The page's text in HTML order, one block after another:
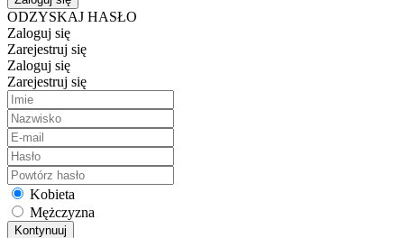
ODZYSKAJ HASŁO
Zaloguj się
Zarejestruj się
Zaloguj się
Zarejestruj się
Kobieta
Mężczyzna
Kontynuuj